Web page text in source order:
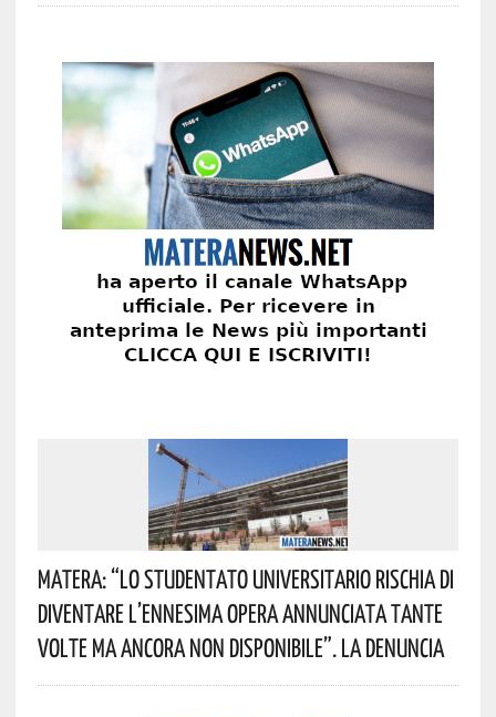
Matera: “Lo Studentato Universitario Rischia Di
Diventare L’ennesima Opera Annunciata Tante
Volte Ma Ancora Non Disponibile”. La Denuncia